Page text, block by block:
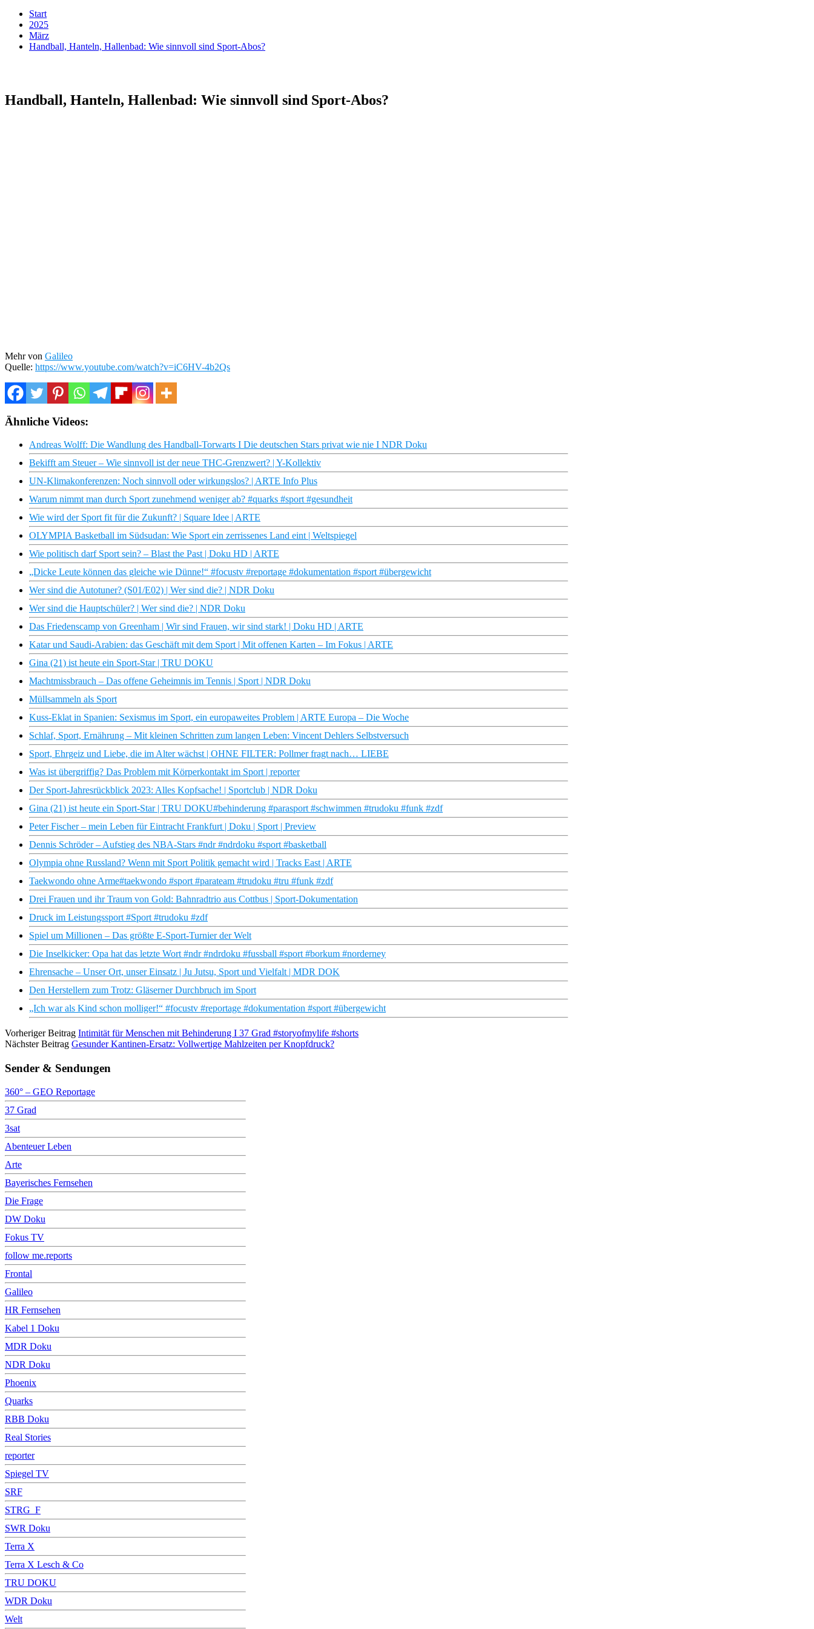
Start
2025
März
Handball, Hanteln, Hallenbad: Wie sinnvoll sind Sport-Abos?
Handball, Hanteln, Hallenbad: Wie sinnvoll sind Sport-Abos?
Mehr von Galileo
Quelle: https://www.youtube.com/watch?v=iC6HV-4b2Qs
Ähnliche Videos:
Andreas Wolff: Die Wandlung des Handball-Torwarts I Die deutschen Stars privat wie nie I NDR Doku
Bekifft am Steuer – Wie sinnvoll ist der neue THC-Grenzwert? | Y-Kollektiv
UN-Klimakonferenzen: Noch sinnvoll oder wirkungslos? | ARTE Info Plus
Warum nimmt man durch Sport zunehmend weniger ab? #quarks #sport #gesundheit
Wie wird der Sport fit für die Zukunft? | Square Idee | ARTE
OLYMPIA Basketball im Südsudan: Wie Sport ein zerrissenes Land eint | Weltspiegel
Wie politisch darf Sport sein? – Blast the Past | Doku HD | ARTE
„Dicke Leute können das gleiche wie Dünne!“ #focustv #reportage #dokumentation #sport #übergewicht
Wer sind die Autotuner? (S01/E02) | Wer sind die? | NDR Doku
Wer sind die Hauptschüler? | Wer sind die? | NDR Doku
Das Friedenscamp von Greenham | Wir sind Frauen, wir sind stark! | Doku HD | ARTE
Katar und Saudi-Arabien: das Geschäft mit dem Sport | Mit offenen Karten – Im Fokus | ARTE
Gina (21) ist heute ein Sport-Star | TRU DOKU
Machtmissbrauch – Das offene Geheimnis im Tennis | Sport | NDR Doku
Müllsammeln als Sport
Kuss-Eklat in Spanien: Sexismus im Sport, ein europaweites Problem | ARTE Europa – Die Woche
Schlaf, Sport, Ernährung – Mit kleinen Schritten zum langen Leben: Vincent Dehlers Selbstversuch
Sport, Ehrgeiz und Liebe, die im Alter wächst | OHNE FILTER: Pollmer fragt nach… LIEBE
Was ist übergriffig? Das Problem mit Körperkontakt im Sport | reporter
Der Sport-Jahresrückblick 2023: Alles Kopfsache! | Sportclub | NDR Doku
Gina (21) ist heute ein Sport-Star | TRU DOKU#behinderung #parasport #schwimmen #trudoku #funk #zdf
Peter Fischer – mein Leben für Eintracht Frankfurt | Doku | Sport | Preview
Dennis Schröder – Aufstieg des NBA-Stars #ndr #ndrdoku #sport #basketball
Olympia ohne Russland? Wenn mit Sport Politik gemacht wird | Tracks East | ARTE
Taekwondo ohne Arme#taekwondo #sport #parateam #trudoku #tru #funk #zdf
Drei Frauen und ihr Traum von Gold: Bahnradtrio aus Cottbus | Sport-Dokumentation
Druck im Leistungssport #Sport #trudoku #zdf
Spiel um Millionen – Das größte E-Sport-Turnier der Welt
Die Inselkicker: Opa hat das letzte Wort #ndr #ndrdoku #fussball #sport #borkum #norderney
Ehrensache – Unser Ort, unser Einsatz | Ju Jutsu, Sport und Vielfalt | MDR DOK
Den Herstellern zum Trotz: Gläserner Durchbruch im Sport
„Ich war als Kind schon molliger!“ #focustv #reportage #dokumentation #sport #übergewicht
Vorheriger Beitrag Intimität für Menschen mit Behinderung I 37 Grad #storyofmylife #shorts
Nächster Beitrag Gesunder Kantinen-Ersatz: Vollwertige Mahlzeiten per Knopfdruck?
Sender & Sendungen
360° – GEO Reportage
37 Grad
3sat
Abenteuer Leben
Arte
Bayerisches Fernsehen
Die Frage
DW Doku
Fokus TV
follow me.reports
Frontal
Galileo
HR Fernsehen
Kabel 1 Doku
MDR Doku
NDR Doku
Phoenix
Quarks
RBB Doku
Real Stories
reporter
Spiegel TV
SRF
STRG_F
SWR Doku
Terra X
Terra X Lesch & Co
TRU DOKU
WDR Doku
Welt